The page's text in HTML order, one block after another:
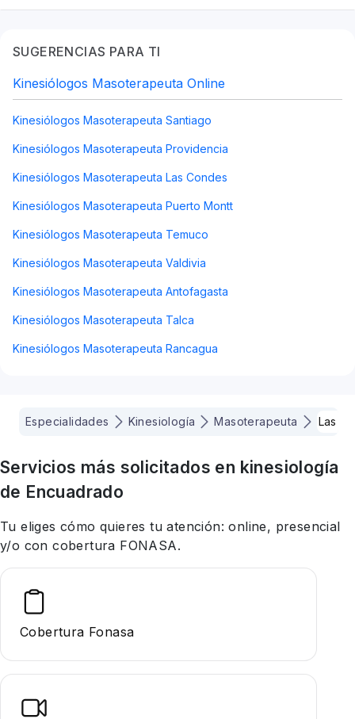
SUGERENCIAS PARA TI
Kinesiólogos Masoterapeuta Online
Kinesiólogos Masoterapeuta Santiago
Kinesiólogos Masoterapeuta Providencia
Kinesiólogos Masoterapeuta Las Condes
Kinesiólogos Masoterapeuta Puerto Montt
Kinesiólogos Masoterapeuta Temuco
Kinesiólogos Masoterapeuta Valdivia
Kinesiólogos Masoterapeuta Antofagasta
Kinesiólogos Masoterapeuta Talca
Kinesiólogos Masoterapeuta Rancagua
Especialidades Kinesiología Masoterapeuta Las
Servicios más solicitados en kinesiología
de Encuadrado
Tu eliges cómo quieres tu atención: online, presencial
y/o con cobertura FONASA.
Cobertura Fonasa